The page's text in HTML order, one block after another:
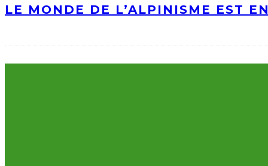
LE MONDE DE L’ALPINISME EST